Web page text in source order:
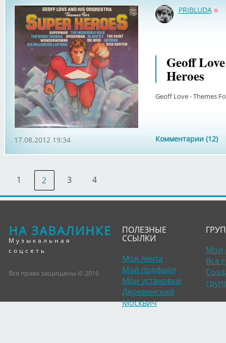
PRIBLUDA
Geoff
Heroes
Geoff Love - Themes
Комментарии (12)
17.08.2012 19:34
1 2 3 4
НА ЗАВАЛИНКЕ
Музыкальная
соцсеть
Все права защищены © 2016
ПОЛЕЗНЫЕ
ССЫЛКИ
Моя лента
Мой профайл
Мои установки
Деревенский
Москвич
Мои
Все